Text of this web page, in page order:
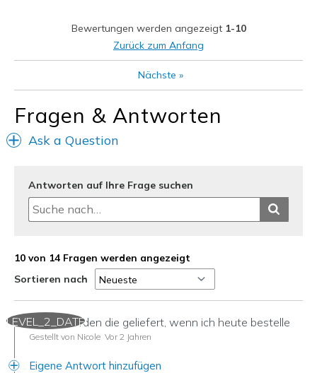
Feels too narrow
Sizing
Feels full size too small
I'm Into Shoes
Bewertungen werden angezeigt 1-10
Zurück zum Anfang
Nächste »
Fragen & Antworten
Ask a Question
Antworten auf Ihre Frage suchen
10 von 14 Fragen werden angezeigt
Sortieren nach
LEVEL_2_DATE
Wann werden die geliefert, wenn ich heute bestelle
Gestellt von Nicole Vor 2 Jahren
Eigene Antwort hinzufügen